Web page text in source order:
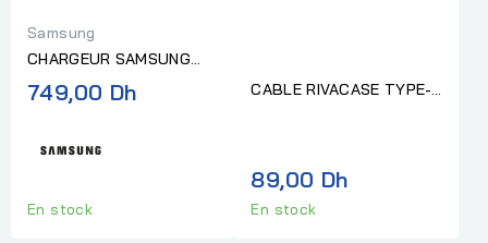
Samsung
CHARGEUR SAMSUNG
SANS FIL 15W (DUO) PAD
749,00 Dh
En stock
CABLE RIVACASE TYPE-
89,00 Dh
En stock